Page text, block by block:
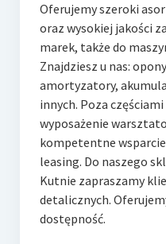
Oferujemy szeroki
oraz wysokiej jakości
marek, także do
Znajdziesz u nas:
amortyzatory,
innych. Poza
wyposażenie
kompetentne
leasing. Do naszego
Kutnie zapraszamy
detalicznych.
dostępność.